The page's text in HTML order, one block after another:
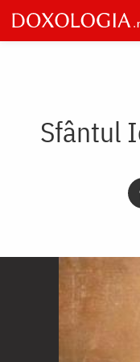
Skip
to
main
Sfântul